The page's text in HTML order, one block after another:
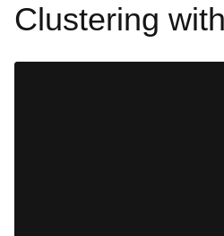
Clustering